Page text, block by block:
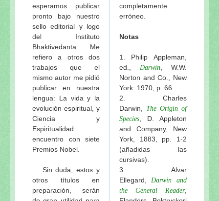
esperamos publicar
pronto bajo nuestro
sello editorial y logo
del Instituto
Bhaktivedanta. Me
refiero a otros dos
trabajos que el
mismo autor me pidió
publicar en nuestra
lengua: La vida y la
evolución espiritual, y
Ciencia y
Espiritualidad:
encuentro con siete
Premios Nobel.
Sin duda, estos y
otros títulos en
preparación, serán
completamente
erróneo.
Notas
1. Philip Appleman,
ed., Darwin , W.W.
Norton and Co., New
York: 1970, p. 66.
2. Charles
Darwin, The Origin of
Species , D. Appleton
and Company, New
York, 1883, pp. 1-2
(añadidas las
cursivas).
3. Alvar
Ellegard, Darwin and
the General Reader,